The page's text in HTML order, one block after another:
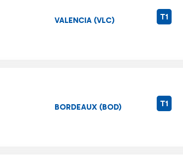
VALENCIA (VLC) T1
BORDEAUX (BOD) T1